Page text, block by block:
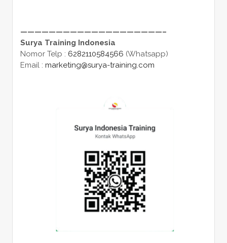
————————————————————–
Surya Training Indonesia
Nomor Telp : 6282110584566 (Whatsapp)
Email : marketing@surya-training.com